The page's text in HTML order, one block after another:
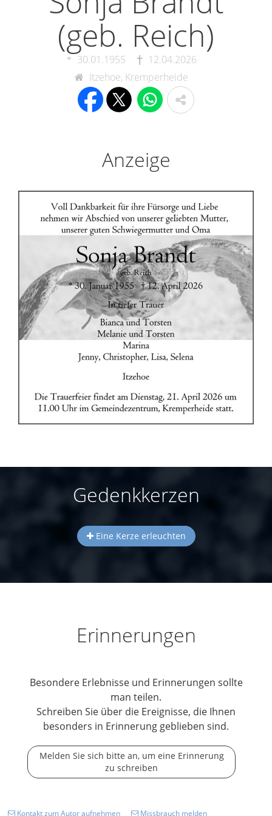
(geb. Reich)
30.01.1955
12.04.2026
Itzehoe, Kremperheide
Anzeige
Gedenkkerzen
Eine Kerze erleuchten
Erinnerungen
Besondere Erlebnisse und Erinnerungen sollte
man teilen.
Schreiben Sie über die Ereignisse, die Ihnen
besonders in Erinnerung geblieben sind.
Melden Sie sich bitte an, um eine Erinnerung
zu schreiben
Kontakt zum Autor aufnehmen Missbrauch melden